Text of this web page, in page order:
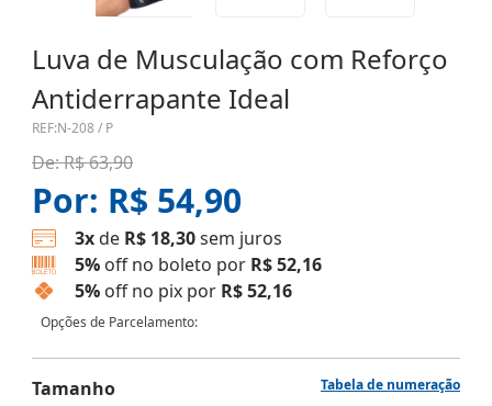
Luva de Musculação com Reforço
Antiderrapante Ideal
REF:N-208 / P
De:R$ 63,90
Por: R$ 54,90
3xde R$ 18,30sem juros
5% off no boleto por R$ 52,16
5% off no pix por R$ 52,16
Opções de Parcelamento:
Tabela de numeração
Tamanho